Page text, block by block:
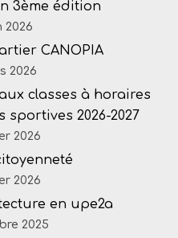
3ème édition
2026
CANOPIA
2026
classes à horaires
sportives 2026-2027
2026
2026
en upe2a
2025